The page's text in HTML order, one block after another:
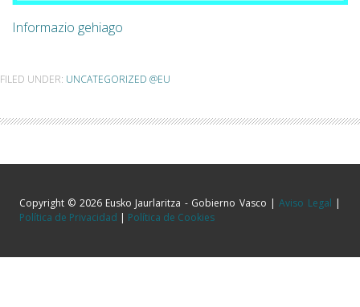
Informazio gehiago
FILED UNDER: UNCATEGORIZED @EU
Copyright © 2026 Eusko Jaurlaritza - Gobierno Vasco |Aviso Legal
Política de Privacidad
Política de Cookies